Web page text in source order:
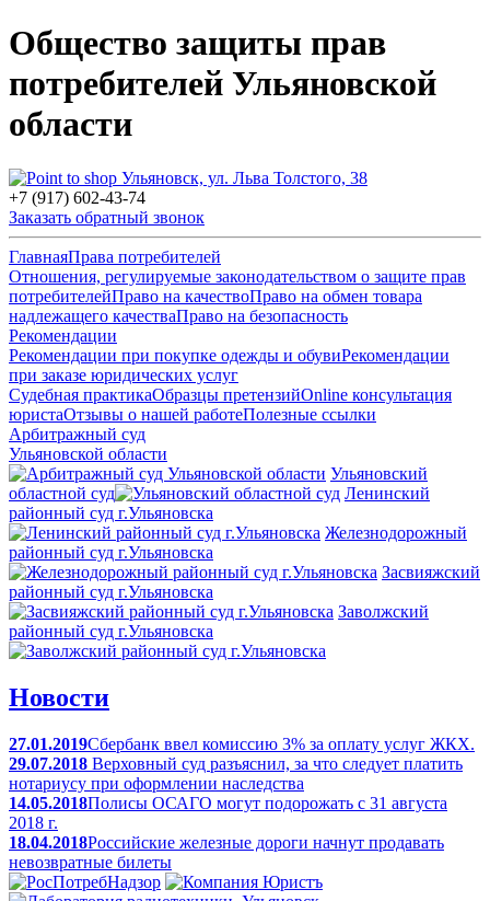
Общество защиты прав
потребителей Ульяновской
области
Ульяновск, ул. Льва Толстого, 38
+7 (917) 602-43-74
Заказать обратный звонок
ГлавнаяПрава потребителей
Отношения, регулируемые законодательством о защите прав
потребителейПраво на качествоПраво на обмен товара
надлежащего качестваПраво на безопасность
Рекомендации
Рекомендации при покупке одежды и обувиРекомендации
при заказе юридических услуг
Судебная практикаОбразцы претензийOnline консультация
юристаОтзывы о нашей работеПолезные ссылки
Арбитражный суд
Ульяновской области
Ульяновский
областной суд
Ленинский
районный суд г.Ульяновска
Железнодорожный
районный суд г.Ульяновска
Засвияжский
районный суд г.Ульяновска
Заволжский
районный суд г.Ульяновска
Новости
27.01.2019Сбербанк ввел комиссию 3% за оплату услуг ЖКХ.
29.07.2018 Верховный суд разъяснил, за что следует платить
нотариусу при оформлении наследства
14.05.2018Полисы ОСАГО могут подорожать с 31 августа
2018 г.
18.04.2018Российские железные дороги начнут продавать
невозвратные билеты